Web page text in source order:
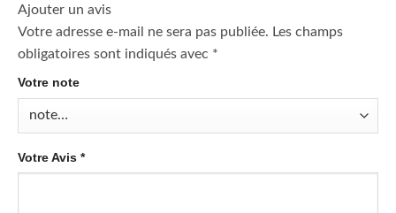
Ajouter un avis
Votre adresse e-mail ne sera pas publiée. Les champs
obligatoires sont indiqués avec *
Votre note
Votre Avis *